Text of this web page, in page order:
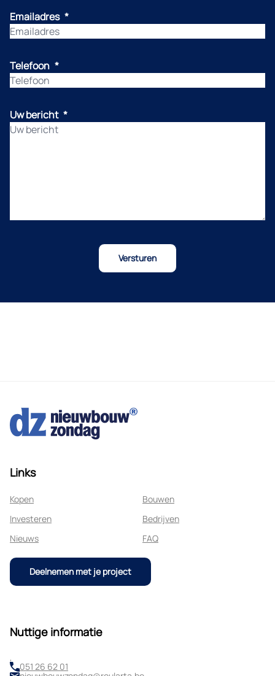
Emailadres *
Telefoon *
Uw bericht *
Links
Kopen
Bouwen
Investeren
Bedrijven
Nieuws
FAQ
Deelnemen met je project
Nuttige informatie
,
051 26 62 01